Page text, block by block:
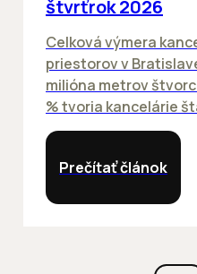
štvrťrok 2026
Celková výmera
priestorov v
milióna metrov
% tvoria kancelárie
Prečítať článok